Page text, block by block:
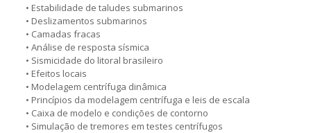
• Estabilidade de taludes submarinos
• Deslizamentos submarinos
• Camadas fracas
• Análise de resposta sísmica
• Sismicidade do litoral brasileiro
• Efeitos locais
• Modelagem centrífuga dinâmica
• Princípios da modelagem centrífuga e leis de escala
• Caixa de modelo e condições de contorno
• Simulação de tremores em testes centrífugos